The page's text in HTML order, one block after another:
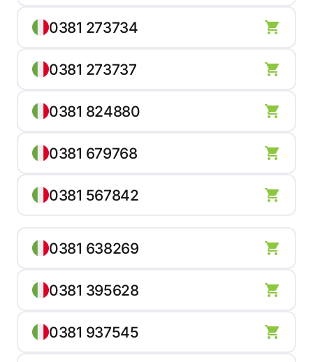
0381 273734
0381 273737
0381 824880
0381 679768
0381 567842
0381 638269
0381 395628
0381 937545